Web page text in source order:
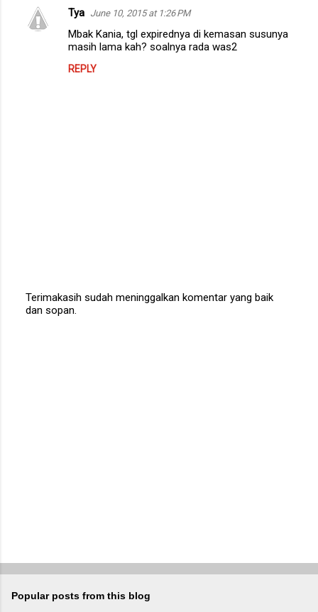
Tya June 10, 2015 at 1:26 PM
Mbak Kania, tgl expirednya di kemasan susunya
masih lama kah? soalnya rada was2
REPLY
P
Terimakasih sudah meninggalkan komentar yang baik
dan sopan.
Popular posts from this blog